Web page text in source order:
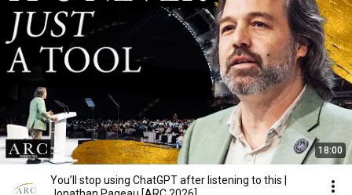
18:00
You’ll stop using ChatGPT after listening to this |